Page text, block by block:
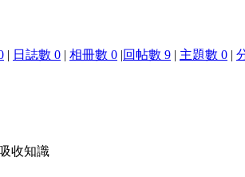
| 日誌數 0 | 相冊數 0 |回帖數 9 | 主題數 0 |
收知識